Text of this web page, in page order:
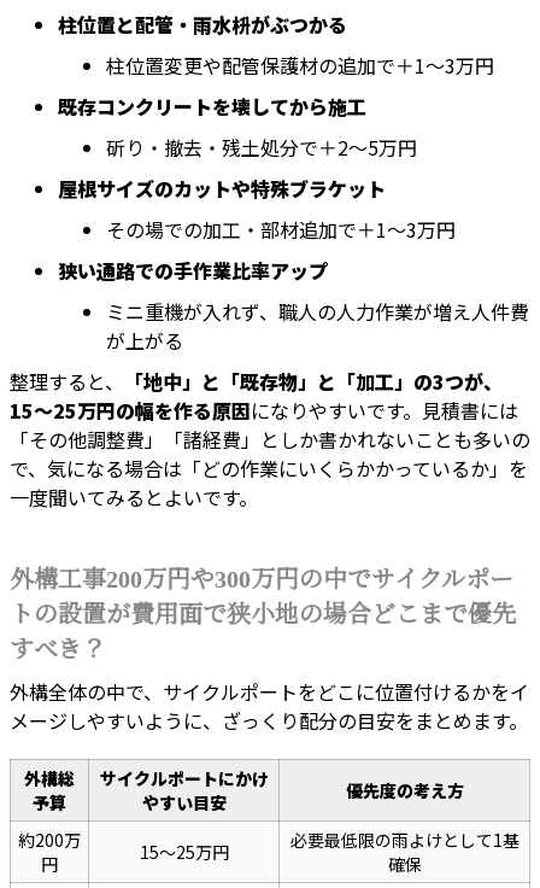
柱位置と配管・雨水枡がぶつかる
柱位置変更や配管保護材の追加で＋1〜3万円
既存コンクリートを壊してから施工
斫り・撤去・残土処分で＋2〜5万円
屋根サイズのカットや特殊ブラケット
その場での加工・部材追加で＋1〜3万円
狭い通路での手作業比率アップ
ミニ重機が入れず、職人の人力作業が増え人件費
が上がる
整理すると、
「地中」と「既存物」と「加工」の3つが、
15〜25万円の幅を作る原因になりやすいです。見積書には
「その他調整費」「諸経費」としか書かれないことも多いの
で、気になる場合は「どの作業にいくらかかっているか」を
一度聞いてみるとよいです。
外構工事200万円や300万円の中でサイクルポー
トの設置が費用面で狭小地の場合どこまで優先
すべき？
外構全体の中で、サイクルポートをどこに位置付けるかをイ
メージしやすいように、ざっくり配分の目安をまとめます。
外構総
予算
サイクルポートにかけ
やすい目安
優先度の考え方
約200万
円
15〜25万円
必要最低限の雨よけとして1基
確保